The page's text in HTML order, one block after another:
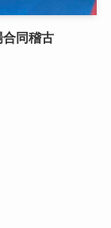
同稽古